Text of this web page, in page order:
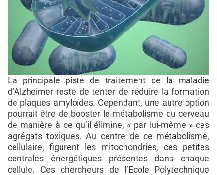
La principale piste de traitement de la maladie
d’Alzheimer reste de tenter de réduire la formation
de plaques amyloïdes. Cependant, une autre option
pourrait être de booster le métabolisme du cerveau
de manière à ce qu’il élimine, « par lui-même » ces
agrégats toxiques. Au centre de ce métabolisme,
cellulaire, figurent les mitochondries, ces petites
centrales énergétiques présentes dans chaque
cellule. Ces chercheurs de l’Ecole Polytechnique